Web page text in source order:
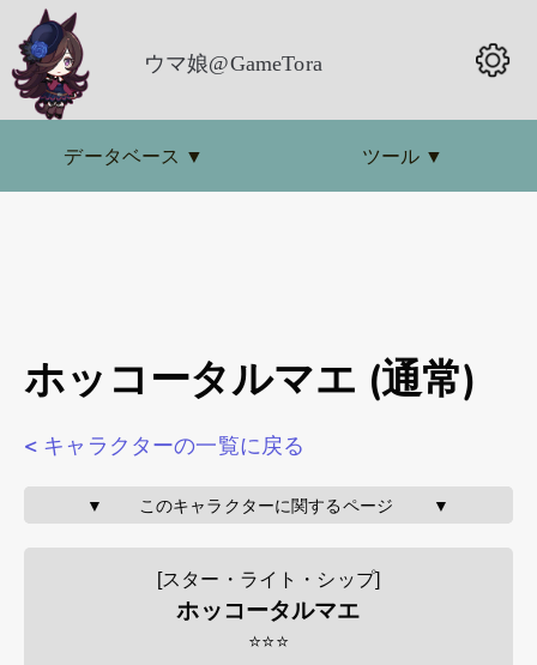
ウマ娘@GameTora
データベース ▼ ツール ▼
ホッコータルマエ (通常)
< キャラクターの一覧に戻る
▼       このキャラクターに関するページ        ▼
[スター・ライト・シップ]
ホッコータルマエ
⭐⭐⭐